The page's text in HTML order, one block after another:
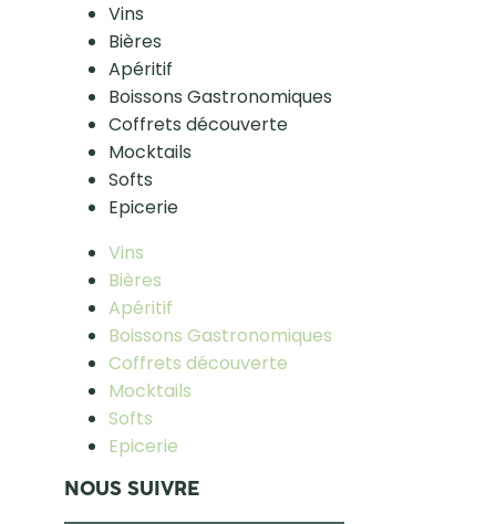
Vins
Bières
Apéritif
Boissons Gastronomiques
Coffrets découverte
Mocktails
Softs
Epicerie
Vins
Bières
Apéritif
Boissons Gastronomiques
Coffrets découverte
Mocktails
Softs
Epicerie
NOUS SUIVRE